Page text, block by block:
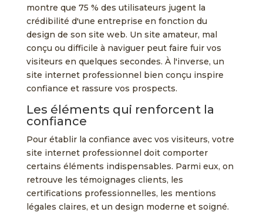
montre que 75 % des utilisateurs jugent la
crédibilité d'une entreprise en fonction du
design de son site web. Un site amateur, mal
conçu ou difficile à naviguer peut faire fuir vos
visiteurs en quelques secondes. À l'inverse, un
site internet professionnel bien conçu inspire
confiance et rassure vos prospects.
Les éléments qui renforcent la
confiance
Pour établir la confiance avec vos visiteurs, votre
site internet professionnel doit comporter
certains éléments indispensables. Parmi eux, on
retrouve les témoignages clients, les
certifications professionnelles, les mentions
légales claires, et un design moderne et soigné.